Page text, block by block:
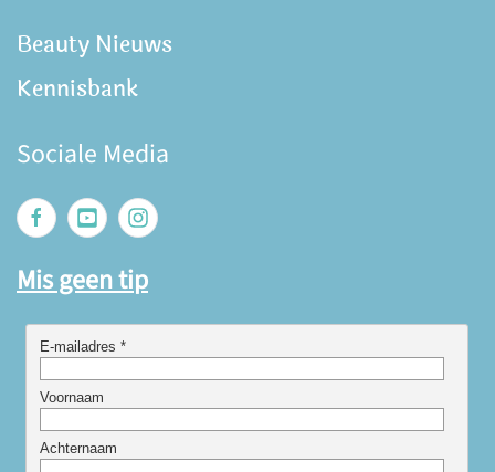
Beauty Nieuws
Kennisbank
Sociale Media
Mis geen tip